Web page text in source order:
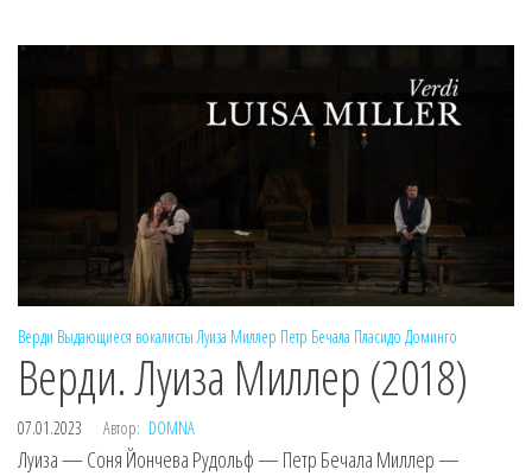
Верди Выдающиеся вокалисты Луиза Миллер Петр Бечала Пласидо Доминго
Верди. Луиза Миллер (2018)
07.01.2023 Автор: DOMNA
Луиза — Соня Йончева Рудольф — Петр Бечала Миллер —